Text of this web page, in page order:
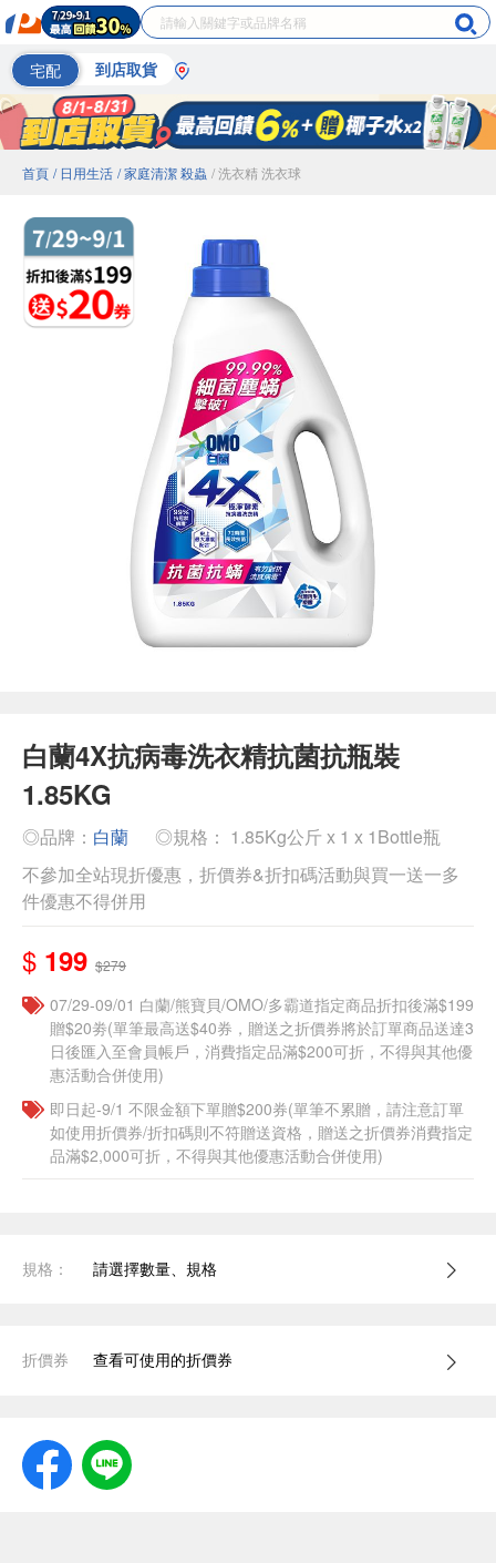
宅配 到店取貨
首頁 / 日用生活 / 家庭清潔 殺蟲 / 洗衣精 洗衣球
白蘭4X抗病毒洗衣精抗菌抗瓶裝
1.85KG
◎品牌： 白蘭
◎規格： 1.85Kg公斤 x 1 x 1Bottle瓶
不參加全站現折優惠，折價券&折扣碼活動與買一送一多
件優惠不得併用
$ 199 $279
07/29-09/01 白蘭/熊寶貝/OMO/多霸道指定商品折扣後滿$199
贈$20劵(單筆最高送$40券，贈送之折價券將於訂單商品送達3
日後匯入至會員帳戶，消費指定品滿$200可折，不得與其他優
惠活動合併使用)
即日起-9/1 不限金額下單贈$200券(單筆不累贈，請注意訂單
如使用折價券/折扣碼則不符贈送資格，贈送之折價券消費指定
品滿$2,000可折，不得與其他優惠活動合併使用)
規格： 請選擇數量、規格
折價券 查看可使用的折價券